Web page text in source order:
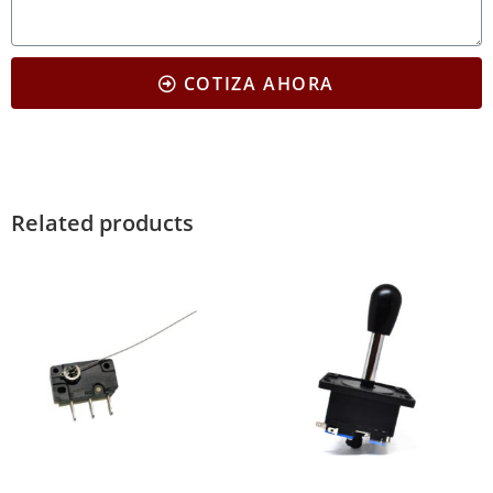
COTIZA AHORA
Related products